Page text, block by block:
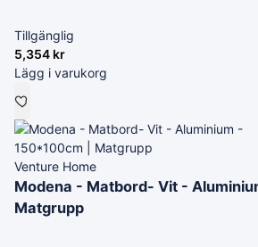
Tillgänglig
5,354 kr
Lägg i varukorg
Venture Home
Modena - Matbord- Vit -
Matgrupp